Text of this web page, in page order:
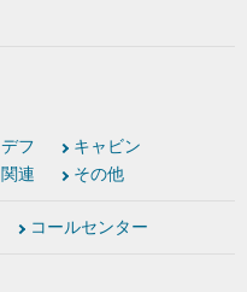
デフ
キャビン
連 その他
コールセンター